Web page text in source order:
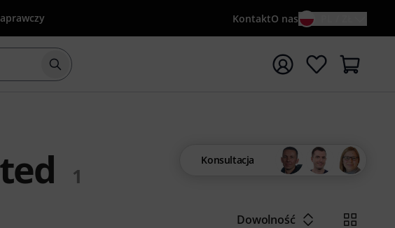
KontaktO nas
Rozpocznij wyszukiwanie od słowa kluczowego {searchTerm}
1
Konsultacja
Dowolność